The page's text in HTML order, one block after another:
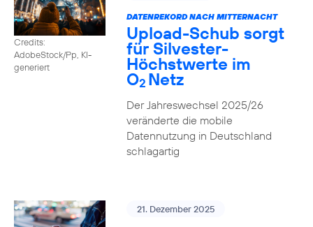
Credits:
AdobeStock/Pp, KI-
generiert
DATENREKORD NACH MITTERNACHT
Upload-Schub sorgt
für Silvester-
Höchstwerte im
O2 Netz
Der Jahreswechsel 2025/26
veränderte die mobile
Datennutzung in Deutschland
schlagartig
21. Dezember 2025